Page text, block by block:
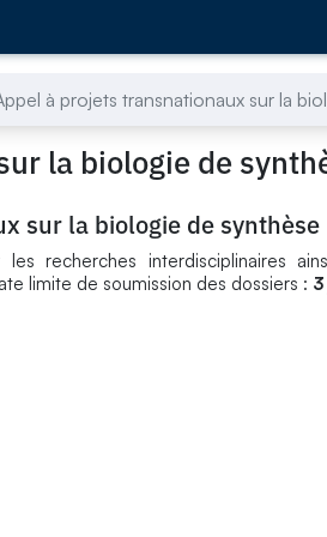
à projets transnationaux sur la
la biologie de
sur la biologie de synthèse
recherches interdisciplinaires
limite de soumission des dossiers :